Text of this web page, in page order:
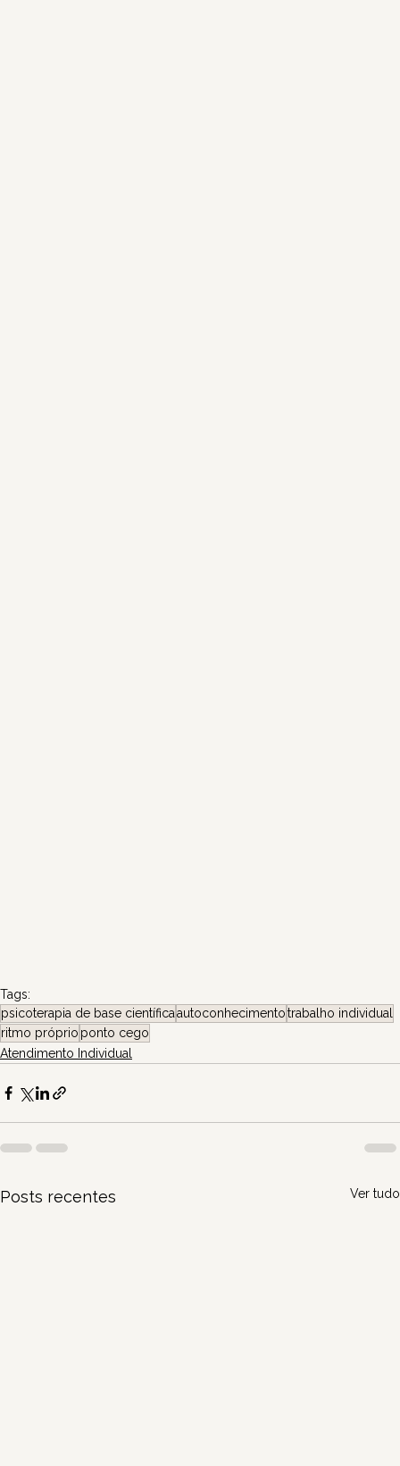
Tags:
psicoterapia de base científicaautoconhecimentotrabalho individual
ritmo próprio ponto cego
Atendimento Individual
Posts recentes Ver tudo